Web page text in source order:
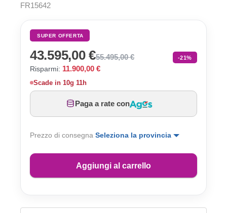
FR15642
SUPER OFFERTA
43.595,00 €55.495,00 € -21%
Risparmi: 11.900,00 €
Scade in 10g 11h
Paga a rate con
Prezzo di consegna Seleziona la provincia
Aggiungi al carrello